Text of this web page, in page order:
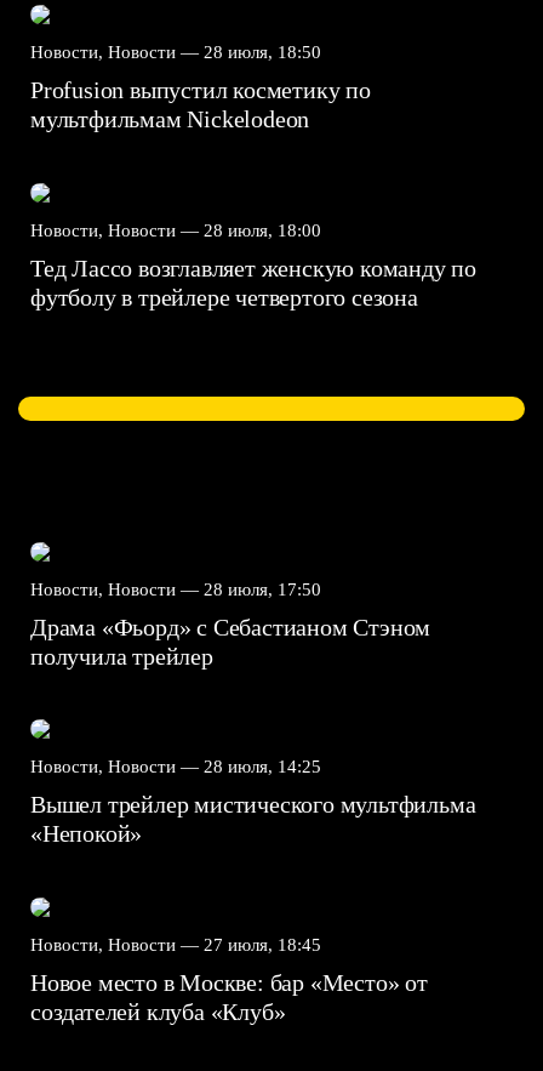
Новости, Новости — 28 июля, 18:50
Profusion выпустил косметику по
мультфильмам Nickelodeon
Новости, Новости — 28 июля, 18:00
Тед Лассо возглавляет женскую команду по
футболу в трейлере четвертого сезона
Новости, Новости — 28 июля, 17:50
Драма «Фьорд» с Себастианом Стэном
получила трейлер
Новости, Новости — 28 июля, 14:25
Вышел трейлер мистического мультфильма
«Непокой»
Новости, Новости — 27 июля, 18:45
Новое место в Москве: бар «Место» от
создателей клуба «Клуб»